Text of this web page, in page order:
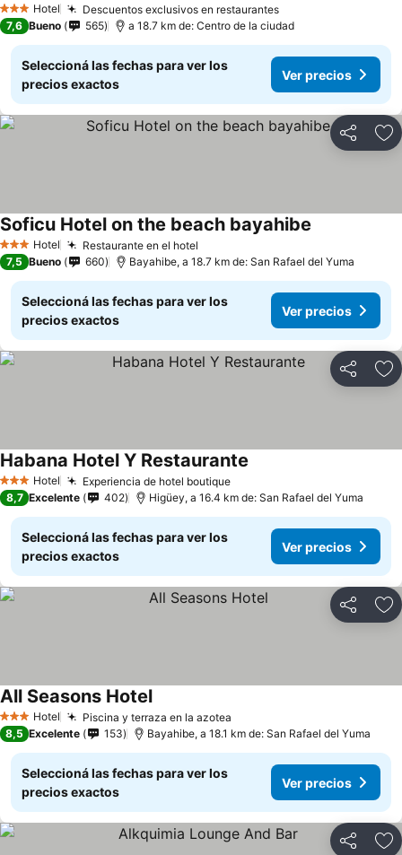
3 Estrellas
Hotel Descuentos exclusivos en restaurantes
7,6 Bueno 565 a 18.7 km de: Centro de la ciudad
Seleccioná las fechas para ver los
precios exactos
Ver precios
Compartir
3 Estrellas
Hotel Restaurante en el hotel
Soficu Hotel on the beach bayahibe
7,5 Bueno 660 Bayahibe, a 18.7 km de: San Rafael del Yuma
Seleccioná las fechas para ver los
precios exactos
Ver precios
Compartir
3 Estrellas
Hotel Experiencia de hotel boutique
Habana Hotel Y Restaurante
8,7 Excelente 402 Higüey, a 16.4 km de: San Rafael del Yuma
Seleccioná las fechas para ver los
precios exactos
Ver precios
Compartir
3 Estrellas
Hotel Piscina y terraza en la azotea
All Seasons Hotel
8,5 Excelente 153 Bayahibe, a 18.1 km de: San Rafael del Yuma
Seleccioná las fechas para ver los
precios exactos
Ver precios
Compartir